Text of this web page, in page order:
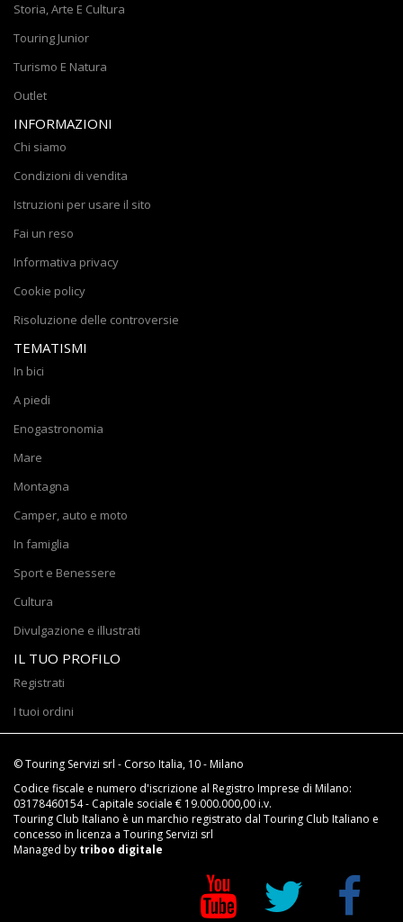
Storia, Arte E Cultura
Touring Junior
Turismo E Natura
Outlet
INFORMAZIONI
Chi siamo
Condizioni di vendita
Istruzioni per usare il sito
Fai un reso
Informativa privacy
Cookie policy
Risoluzione delle controversie
TEMATISMI
In bici
A piedi
Enogastronomia
Mare
Montagna
Camper, auto e moto
In famiglia
Sport e Benessere
Cultura
Divulgazione e illustrati
IL TUO PROFILO
Registrati
I tuoi ordini
© Touring Servizi srl - Corso Italia, 10 - Milano
Codice fiscale e numero d'iscrizione al Registro Imprese di Milano:
03178460154 - Capitale sociale € 19.000.000,00 i.v.
Touring Club Italiano è un marchio registrato dal Touring Club Italiano e
concesso in licenza a Touring Servizi srl
Managed by triboo digitale